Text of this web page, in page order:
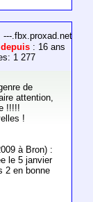
---.fbx.proxad.net
: 16 ans
1 277
de
attention,
!!!!!
!
à Bron) :
le 5 janvier
2 en bonne